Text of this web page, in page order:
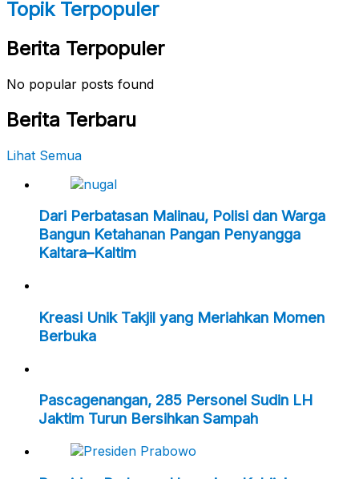
Topik Terpopuler
Berita Terpopuler
No popular posts found
Berita Terbaru
Lihat Semua
Dari Perbatasan Malinau, Polisi dan Warga
Bangun Ketahanan Pangan Penyangga
Kaltara–Kaltim
Kreasi Unik Takjil yang Meriahkan Momen
Berbuka
Pascagenangan, 285 Personel Sudin LH
Jaktim Turun Bersihkan Sampah